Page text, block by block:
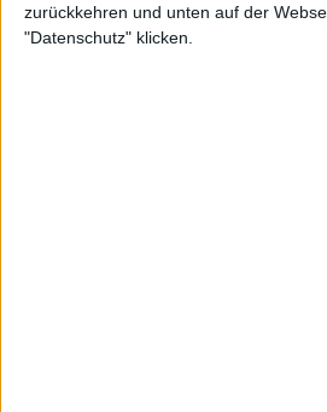
zurückkehren und unten auf der
"Datenschutz" klicken.